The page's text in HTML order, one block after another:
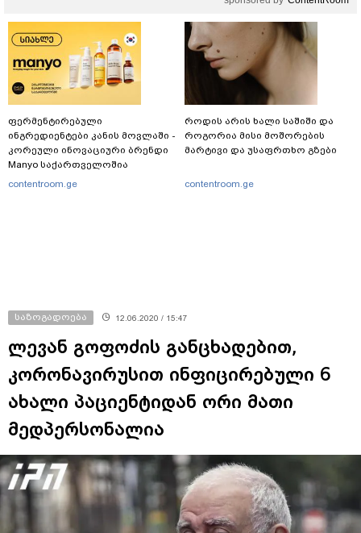
ფერმენტირებული
ინგრედიენტები კანის მოვლაში -
კორეული ინოვაციური ბრენდი
Manyo საქართველოშია
contentroom.ge
როდის არის ხალი საშიში და
როგორია მისი მოშორების
მარტივი და უსაფრთხო გზები
contentroom.ge
საზოგადოება 12.06.2020 / 15:47
ლევან გოფოძის განცხადებით,
კორონავირუსით ინფიცირებული 6
ახალი პაციენტიდან ორი მათი
მედპერსონალია